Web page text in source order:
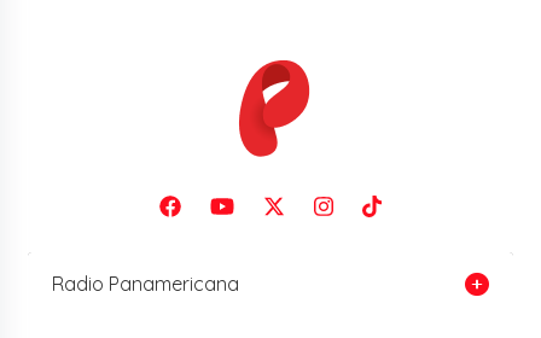
Radio Panamericana